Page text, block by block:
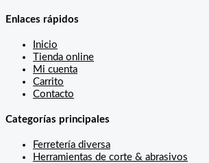
Enlaces rápidos
Inicio
Tienda online
Mi cuenta
Carrito
Contacto
Categorías principales
Ferretería diversa
Herramientas de corte & abrasivos